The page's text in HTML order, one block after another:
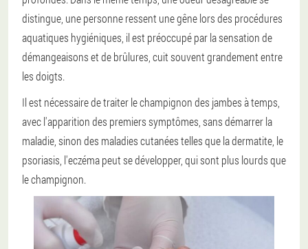
distingue, une personne ressent une gêne lors des procédures
aquatiques hygiéniques, il est préoccupé par la sensation de
démangeaisons et de brûlures, cuit souvent grandement entre
les doigts.
Il est nécessaire de traiter le champignon des jambes à temps,
avec l'apparition des premiers symptômes, sans démarrer la
maladie, sinon des maladies cutanées telles que la dermatite, le
psoriasis, l'eczéma peut se développer, qui sont plus lourds que
le champignon.